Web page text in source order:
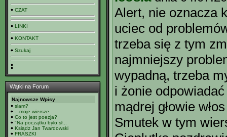
CZAT
LINKI
KONTAKT
Szukaj
Wątki na Forum
Najnowsze Wpisy
slam?
...moje wiersze
Co to jest poezja?
"Na początku było sł...
Ksiądz Jan Twardowski
FRASZKI
Alert, nie oznacza
uciec od
trzeba się z tym
najmniejszy
wypadną, trzeba
i żonie
mądrej głowie
Smutek w tym